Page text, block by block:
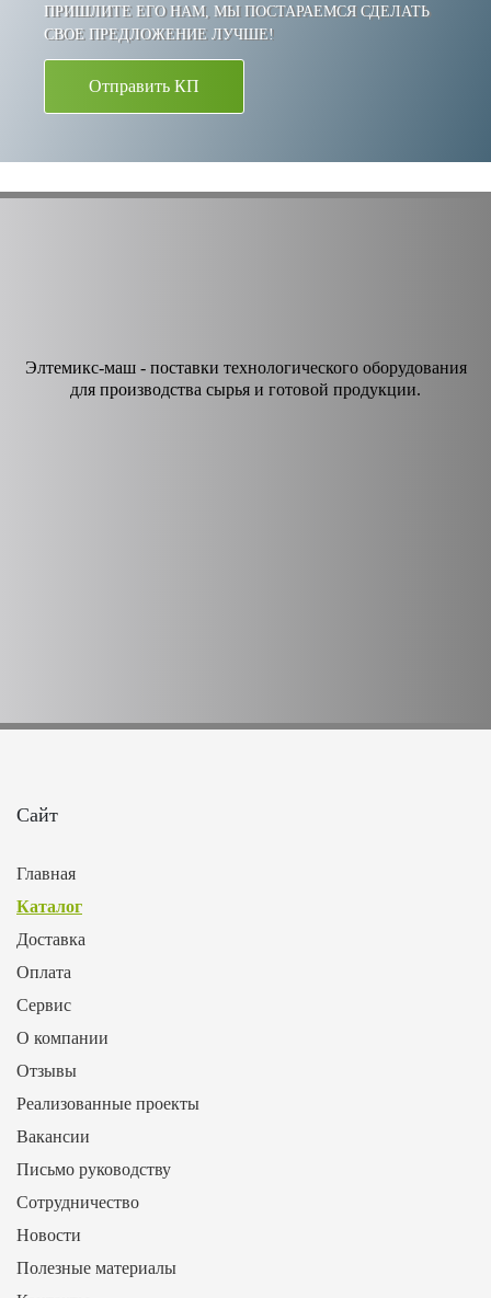
ПРИШЛИТЕ ЕГО НАМ, МЫ ПОСТАРАЕМСЯ СДЕЛАТЬ
СВОЕ ПРЕДЛОЖЕНИЕ ЛУЧШЕ!
Отправить КП
Элтемикс-маш - поставки технологического оборудования
для производства сырья и готовой продукции.
Сайт
Главная
Каталог
Доставка
Оплата
Сервис
О компании
Отзывы
Реализованные проекты
Вакансии
Письмо руководству
Сотрудничество
Новости
Полезные материалы